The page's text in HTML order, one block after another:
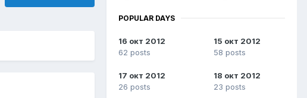
POPULAR DAYS
16 окт 2012
62 posts
15 окт 2012
58 posts
17 окт 2012
26 posts
18 окт 2012
23 posts